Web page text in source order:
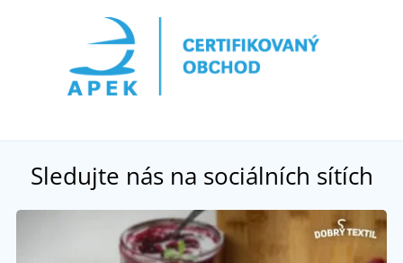
Sledujte nás na sociálních sítích